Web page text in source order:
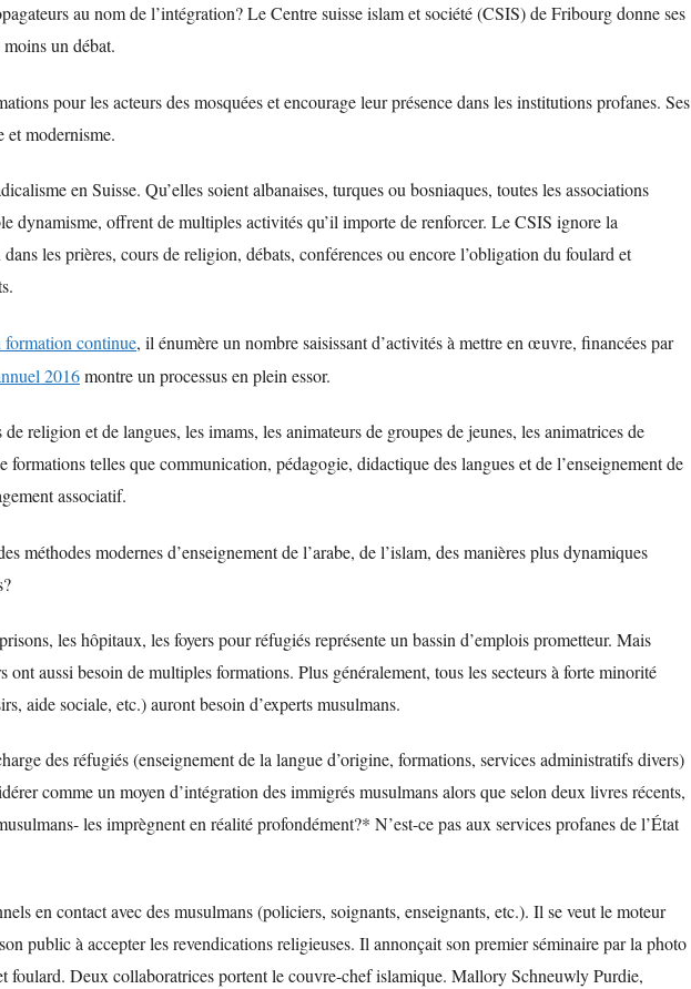
au nom de l’intégration? Le Centre suisse islam et société (CSIS) de Fribourg donne ses
un débat.
pour les acteurs des mosquées et encourage leur présence dans les institutions profanes. Ses
et modernisme.
en Suisse. Qu’elles soient albanaises, turques ou bosniaques, toutes les associations
dynamisme, offrent de multiples activités qu’il importe de renforcer. Le CSIS ignore la
les prières, cours de religion, débats, conférences ou encore l’obligation du foulard et
formation continue, il énumère un nombre saisissant d’activités à mettre en œuvre, financées par
2016montre un processus en plein essor.
religion et de langues, les imams, les animateurs de groupes de jeunes, les animatrices de
formations telles que communication, pédagogie, didactique des langues et de l’enseignement de
associatif.
méthodes modernes d’enseignement de l’arabe, de l’islam, des manières plus dynamiques
les hôpitaux, les foyers pour réfugiés représente un bassin d’emplois prometteur. Mais
ont aussi besoin de multiples formations. Plus généralement, tous les secteurs à forte minorité
aide sociale, etc.) auront besoin d’experts musulmans.
des réfugiés (enseignement de la langue d’origine, formations, services administratifs divers)
comme un moyen d’intégration des immigrés musulmans alors que selon deux livres récents,
les imprègnent en réalité profondément?* N’est-ce pas aux services profanes de l’État
en contact avec des musulmans (policiers, soignants, enseignants, etc.). Il se veut le moteur
public à accepter les revendications religieuses. Il annonçait son premier séminaire par la photo
foulard. Deux collaboratrices portent le couvre-chef islamique. Mallory Schneuwly Purdie,